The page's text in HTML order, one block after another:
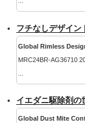
フチなしデザイン
Global Rimless
MRC24BR-AG36710
イエダニ駆除剤の
Global Dust Mite